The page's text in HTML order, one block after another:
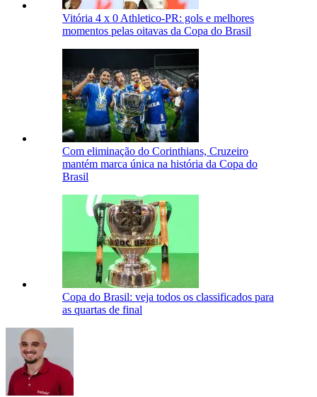
Vitória 4 x 0 Athletico-PR: gols e melhores
momentos pelas oitavas da Copa do Brasil
Com eliminação do Corinthians, Cruzeiro
mantém marca única na história da Copa do
Brasil
Copa do Brasil: veja todos os classificados para
as quartas de final